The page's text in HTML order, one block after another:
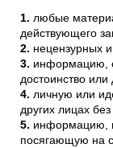
любые
действующего
нецензурных
информацию,
достоинство
личную или
других лицах
информацию,
посягающую на